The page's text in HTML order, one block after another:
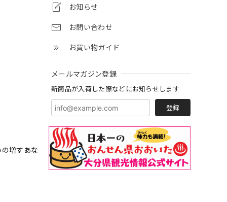
お知らせ
お問い合わせ
お買い物ガイド
メールマガジン登録
新商品が入荷した際などにお知らせします
登録
増すあな